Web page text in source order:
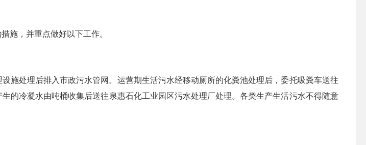
施，并重点做好以下工作。
施处理后排入市政污水管网。运营期生活污水经移动厕所的化粪池处理后，委托吸粪车送往
的冷凝水由吨桶收集后送往泉惠石化工业园区污水处理厂处理。各类生产生活污水不得随意